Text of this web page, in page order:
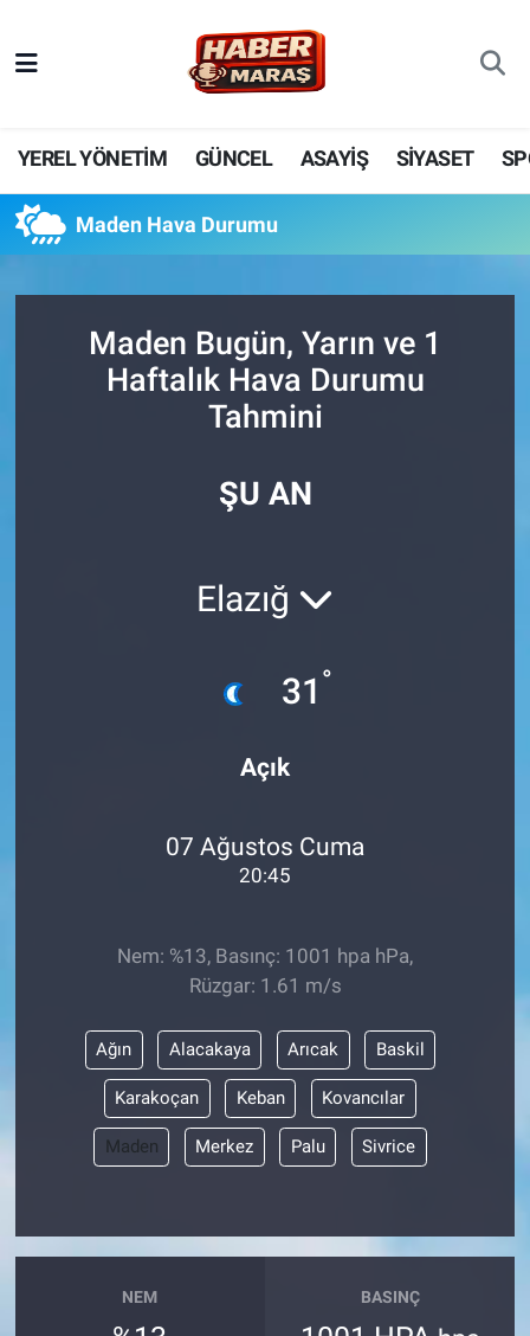
YEREL YÖNETİM GÜNCEL ASAYİŞ SİYASET
Maden Hava Durumu
Maden Bugün, Yarın ve 1
Haftalık Hava Durumu
Tahmini
ŞU AN
Elazığ
31 °
Açık
07 Ağustos Cuma
20:45
Nem: %13, Basınç: 1001 hpa hPa,
Rüzgar: 1.61 m/s
Ağın Alacakaya Arıcak Baskil
Karakoçan Keban Kovancılar
Maden Merkez Palu Sivrice
NEM BASINÇ
YEREL YÖNETİM
GÜNCEL
BİLİM VE TEKNOLOJİ
SPOR
DÜNYA
Nöbetçi Eczaneler
Hava Durumu
Trafik Durumu
Tüm Manşetler
Son Dakika Haberleri